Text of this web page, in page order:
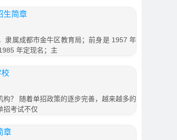
生简章
隶属成都市金牛区教育局；前身是 1957 年
年定现名；主
校
？ 随着单招政策的逐步完善，越来越多的
招考试不仅
章